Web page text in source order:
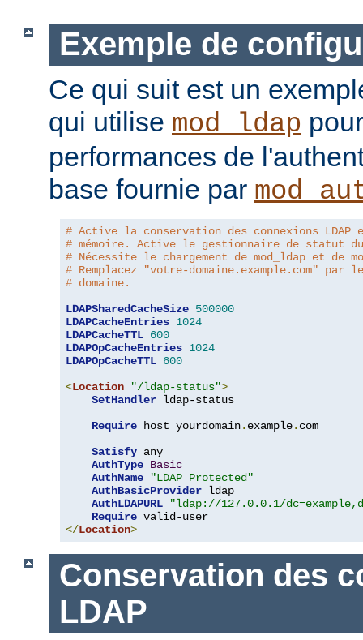
Exemple de
Ce qui suit est un
qui utilise mod_ldap
performances de
base fournie par
# Active la conservation des connexions LDAP
# mémoire. Active le gestionnaire de statut du
# Nécessite le chargement de mod_ldap et de
# Remplacez "votre-domaine.example.com" par
# domaine.
LDAPSharedCacheSize 500000
LDAPCacheEntries 1024
LDAPCacheTTL 600
LDAPOpCacheEntries 1024
LDAPOpCacheTTL 600
<Location "/ldap-status">
SetHandler ldap-status
Require host yourdomain. example. com
Satisfy any
AuthType Basic
AuthName
"LDAP Protected"
AuthBasicProvider ldap
AuthLDAPURL
"ldap://127.0.0.1/
Require
</Location>
Conservation des
LDAP